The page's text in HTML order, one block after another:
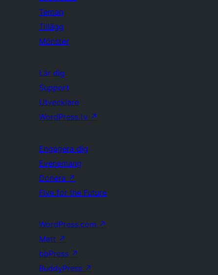
Teman
Tillägg
Mönster
Lär dig
Support
Utvecklare
WordPress.tv ↗
Engagera dig
Evenemang
Donera ↗
Five for the Future
WordPress.com ↗
Matt ↗
bbPress ↗
BuddyPress ↗